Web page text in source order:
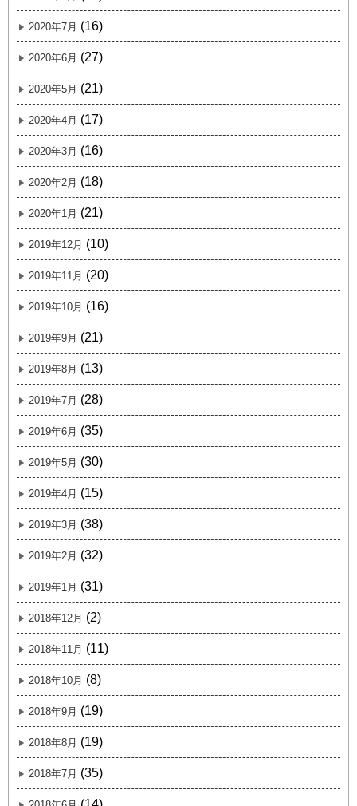
2020年7月 (16)
2020年6月 (27)
2020年5月 (21)
2020年4月 (17)
2020年3月 (16)
2020年2月 (18)
2020年1月 (21)
2019年12月 (10)
2019年11月 (20)
2019年10月 (16)
2019年9月 (21)
2019年8月 (13)
2019年7月 (28)
2019年6月 (35)
2019年5月 (30)
2019年4月 (15)
2019年3月 (38)
2019年2月 (32)
2019年1月 (31)
2018年12月 (2)
2018年11月 (11)
2018年10月 (8)
2018年9月 (19)
2018年8月 (19)
2018年7月 (35)